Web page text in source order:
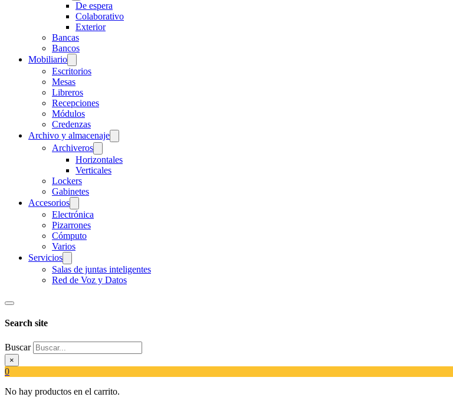
De espera
Colaborativo
Exterior
Bancas
Bancos
Mobiliario
Escritorios
Mesas
Libreros
Recepciones
Módulos
Credenzas
Archivo y almacenaje
Archiveros
Horizontales
Verticales
Lockers
Gabinetes
Accesorios
Electrónica
Pizarrones
Cómputo
Varios
Servicios
Salas de juntas inteligentes
Red de Voz y Datos
Search site
Buscar
×
0
No hay productos en el carrito.